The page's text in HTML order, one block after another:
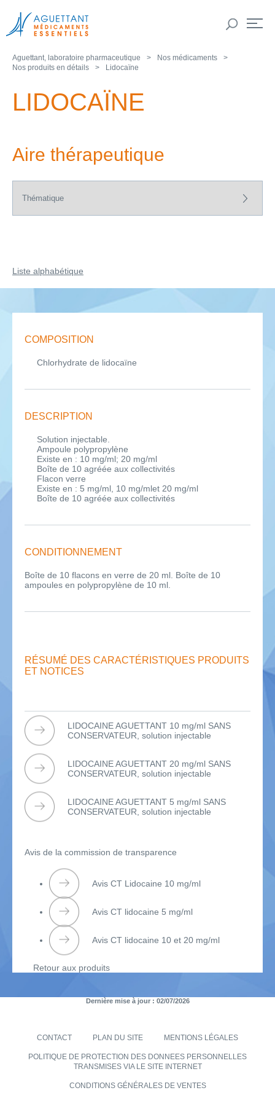
Aguettant, laboratoire pharmaceutique
Nos médicaments
Nos produits en détails
Lidocaïne
LIDOCAÏNE
Aire thérapeutique
Liste alphabétique
COMPOSITION
Chlorhydrate de lidocaïne
DESCRIPTION
Solution injectable.
Ampoule polypropylène
Existe en : 10 mg/ml; 20 mg/ml
Boîte de 10 agréée aux collectivités
Flacon verre
Existe en : 5 mg/ml, 10 mg/mlet 20 mg/ml
Boîte de 10 agréée aux collectivités
CONDITIONNEMENT
Boîte de 10 flacons en verre de 20 ml. Boîte de 10
ampoules en polypropylène de 10 ml.
RÉSUMÉ DES CARACTÉRISTIQUES PRODUITS
ET NOTICES
LIDOCAINE AGUETTANT 10 mg/ml SANS
CONSERVATEUR, solution injectable
LIDOCAINE AGUETTANT 20 mg/ml SANS
CONSERVATEUR, solution injectable
LIDOCAINE AGUETTANT 5 mg/ml SANS
CONSERVATEUR, solution injectable
Avis de la commission de transparence
Avis CT Lidocaine 10 mg/ml
Avis CT lidocaine 5 mg/ml
Avis CT lidocaine 10 et 20 mg/ml
Retour aux produits
Dernière mise à jour : 02/07/2026
CONTACT PLAN DU SITE MENTIONS LÉGALES
POLITIQUE DE PROTECTION DES DONNEES PERSONNELLES
TRANSMISES VIA LE SITE INTERNET
CONDITIONS GÉNÉRALES DE VENTES